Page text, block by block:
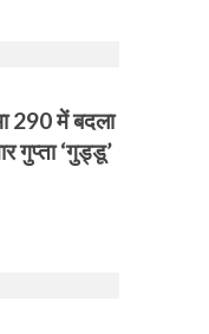
290 में बदला
गुप्ता ‘गुड्डू’